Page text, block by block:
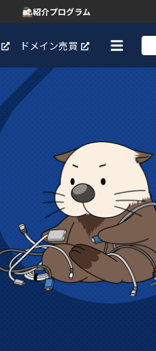
紹介プログラム
ドメイン売買